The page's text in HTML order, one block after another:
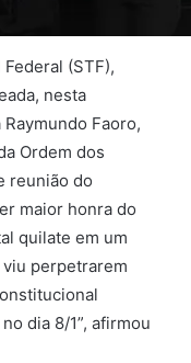
(STF),
nesta
Faoro,
Ordem dos
reunião do
maior honra do
quilate em um
perpetrarem
dia 8/1”, afirmou